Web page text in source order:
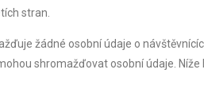
stran.
žádné osobní údaje o
shromažďovat osobní údaje.